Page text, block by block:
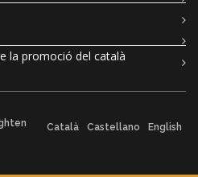
la promoció del català
Català Castellano English